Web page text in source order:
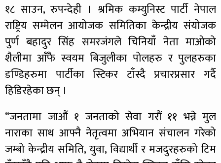
१८ साउन, रुपन्देही । श्रमिक कम्युनिस्ट पार्टी नेपाल
राष्ट्रिय सम्मेलन आयोजक समितिका केन्द्रीय संयोजक
पुर्ण बहादुर सिंह समरजंगले चिनियाँ नेता माओको
शैलीमा आँफै स्वयम बिजुलीका पोलहरु र पुलहरुका
डण्डिहरुमा पार्टीका स्टिकर टाँस्दै प्रचारप्रसार गर्दै
हिडिरहेका छन् ।
“जनतामा जाऔं १ जनताको सेवा गरौं ११ भन्ने मुल
नाराका साथ आफ्नै नेतृत्वमा अभियान संचालन गरेको
जम्बो केन्द्रीय समिति, युवा, विद्यार्थी र मजदुरहरुको टिम